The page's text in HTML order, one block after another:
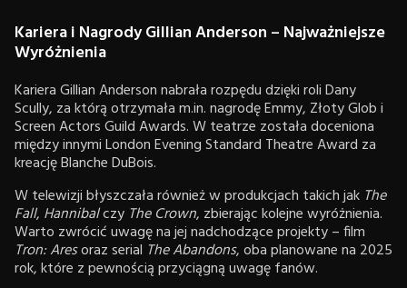
Kariera i Nagrody Gillian Anderson – Najważniejsze
Wyróżnienia
Kariera Gillian Anderson nabrała rozpędu dzięki roli Dany
Scully, za którą otrzymała m.in. nagrodę Emmy, Złoty Glob i
Screen Actors Guild Awards. W teatrze została doceniona
między innymi London Evening Standard Theatre Award za
kreację Blanche DuBois.
W telewizji błyszczała również w produkcjach takich jak The
Fall, Hannibalczy The Crown, zbierając kolejne wyróżnienia.
Warto zwrócić uwagę na jej nadchodzące projekty – film
Tron: Aresoraz serial The Abandons, oba planowane na 2025
rok, które z pewnością przyciągną uwagę fanów.